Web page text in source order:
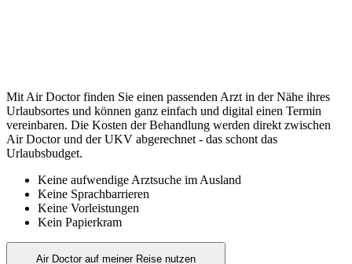
Mit Air Doctor finden Sie einen passenden Arzt in der Nähe ihres
Urlaubsortes und können ganz einfach und digital einen Termin
vereinbaren. Die Kosten der Behandlung werden direkt zwischen
Air Doctor und der UKV abgerechnet - das schont das
Urlaubsbudget.
Keine aufwendige Arztsuche im Ausland
Keine Sprachbarrieren
Keine Vorleistungen
Kein Papierkram
Air Doctor auf meiner Reise nutzen